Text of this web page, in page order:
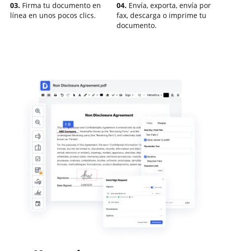
03. Firma tu documento en
línea en unos pocos clics.
04. Envía, exporta, envía por
fax, descarga o imprime tu
documento.